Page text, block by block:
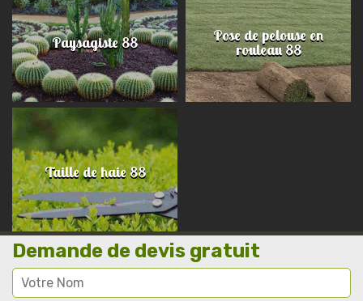
Paysagiste 88 Pose de pelouse en
rouleau 88
Taille de haie 88
Demande de devis gratuit